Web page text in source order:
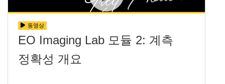
동영상
EO Imaging Lab 모듈 2: 계측
정확성 개요